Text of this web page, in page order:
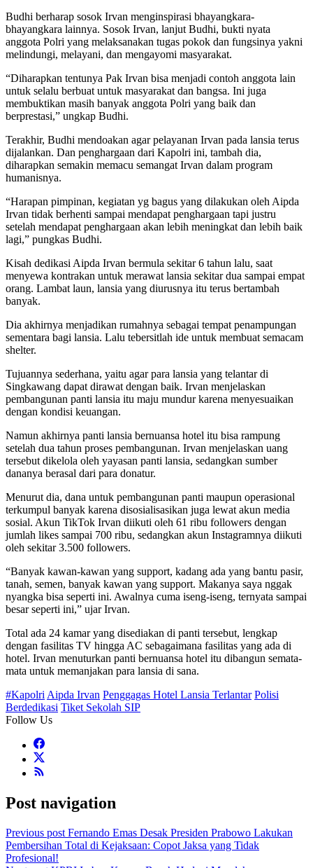
Budhi berharap sosok Irvan menginspirasi bhayangkara-
bhayangkara lainnya. Sosok Irvan, lanjut Budhi, bukti nyata
anggota Polri yang melaksanakan tugas pokok dan fungsinya yakni
melindungi, melayani, dan mengayomi masyarakat.
“⁠Diharapkan tentunya Pak Irvan bisa menjadi contoh anggota lain
untuk selalu berbuat untuk masyarakat dan bangsa. ⁠Ini juga
membuktikan masih banyak anggota Polri yang baik dan
berprestasi,” ungkap Budhi.
Terakhir, Budhi mendoakan agar pelayanan Irvan pada lansia terus
dijalankan. Dan penghargaan dari Kapolri ini, tambah dia,
diharapkan semakin memacu semangat Irvan dalam program
humanisnya.
“⁠Harapan pimpinan, kegiatan yg bagus yang dilakukan oleh Aipda
Irvan tidak berhenti sampai mendapat penghargaan tapi justru
setelah mendapat penghargaan akan lebih meningkat dan lebih baik
lagi,” pungkas Budhi.
Kisah dedikasi Aipda Irvan bermula sekitar 6 tahun lalu, saat
menyewa kontrakan untuk merawat lansia sekitar dua sampai empat
orang. Lambat laun, lansia yang diurusnya itu terus bertambah
banyak.
Dia akhirnya menjadikan rumahnya sebagai tempat penampungan
sementara bagi lansia. Lalu tebersitlah ide untuk membuat semacam
shelter.
Tujuannya sederhana, yaitu agar para lansia yang telantar di
Singkawang dapat dirawat dengan baik. Irvan menjelaskan
pembangunan panti lansia itu maju mundur karena menyesuaikan
dengan kondisi keuangan.
Namun akhirnya panti lansia bernuansa hotel itu bisa rampung
setelah dua tahun proses pembangunan. Irvan menjelaskan uang
tersebut dikelola oleh yayasan panti lansia, sedangkan sumber
dananya berasal dari para donatur.
Menurut dia, dana untuk pembangunan panti maupun operasional
terkumpul banyak karena disosialisasikan juga lewat akun media
sosial. Akun TikTok Irvan diikuti oleh 61 ribu followers dengan
jumlah likes sampai 700 ribu, sedangkan akun Instagramnya diikuti
oleh sekitar 3.500 followers.
“Banyak kawan-kawan yang support, kadang ada yang bantu pasir,
tanah, semen, banyak kawan yang support. Makanya saya nggak
nyangka bisa seperti ini. Awalnya cuma iseng-iseng, ternyata sampai
besar seperti ini,” ujar Irvan.
Total ada 24 kamar yang disediakan di panti tersebut, lengkap
dengan fasilitas TV hingga AC sebagaimana fasilitas yang ada di
hotel. Irvan menuturkan panti bernuansa hotel itu dibangun semata-
mata untuk memanjakan para lansia di sana.
#Kapolri Aipda Irvan Penggagas Hotel Lansia Terlantar Polisi
Berdedikasi Tiket Sekolah SIP
Follow Us
Post navigation
Previous post Fernando Emas Desak Presiden Prabowo Lakukan
Pembersihan Total di Kejaksaan: Copot Jaksa yang Tidak
Profesional!